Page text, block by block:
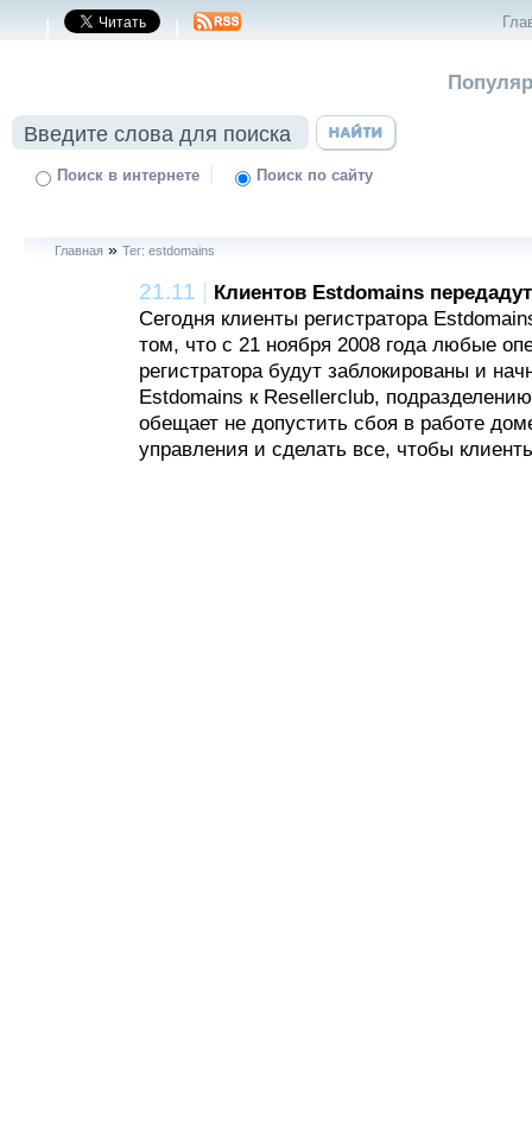
| |
Поиск в интернете | Поиск по сайту
Главная » Тег: estdomains
21.11
Клиентов Estdomains
Сегодня клиенты регистратора
том, что с 21 ноября 2008 года любые
регистратора будут заблокированы и
Estdomains к Resellerclub,
обещает не допустить сбоя в работе
управления и сделать все, чтобы